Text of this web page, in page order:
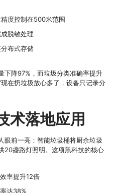
度控制在500米范围
脱敏处理
布式存储
下降97%，而垃圾分类准确率提升
在扔垃圾放心多了，设备只记录分
术落地应用
眼前一亮：智能垃圾桶将厨余垃圾
20盏路灯照明。这项黑科技的核心
率提升12倍
达38%